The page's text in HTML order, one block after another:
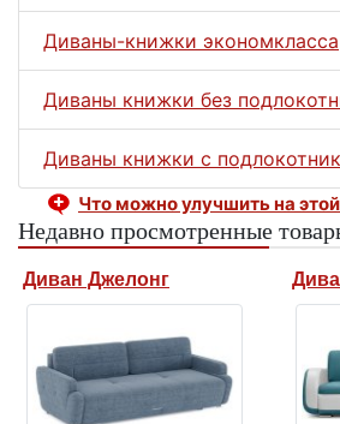
Диваны-книжки экономкласса
Диваны книжки без
Диваны книжки с
Что можно улучшить на
Недавно просмотренные
Диван Джелонг